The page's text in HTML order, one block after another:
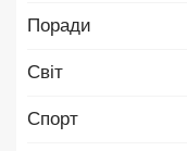
Поради
Світ
Спорт